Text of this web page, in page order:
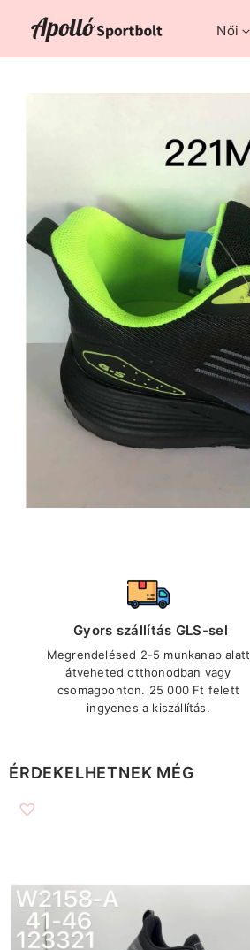
Női
Gyors szállítás GLS-sel
Megrendelésed 2-5 munkanap alatt
átveheted otthonodban vagy
csomagponton. 25 000 Ft felett
ingyenes a kiszállítás.
ÉRDEKELHETNEK MÉG